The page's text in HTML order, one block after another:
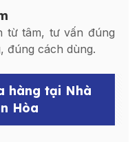
từ tâm, tư vấn đúng
đúng cách dùng.
hàng tại Nhà
Hòa